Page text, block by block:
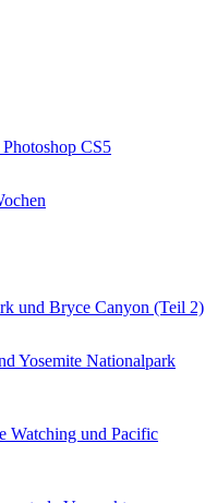
CS5
und Bryce Canyon (Teil 2)
Yosemite Nationalpark
Watching und Pacific